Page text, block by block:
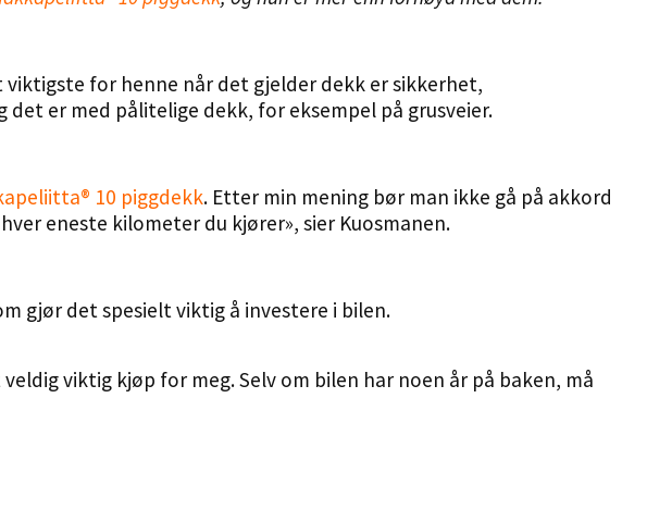
for henne når det gjelder dekk er sikkerhet,
er med pålitelige dekk, for eksempel på grusveier.
10 piggdekk. Etter min mening bør man ikke gå på akkord
eneste kilometer du kjører», sier Kuosmanen.
gjør det spesielt viktig å investere i bilen.
viktig kjøp for meg. Selv om bilen har noen år på baken, må